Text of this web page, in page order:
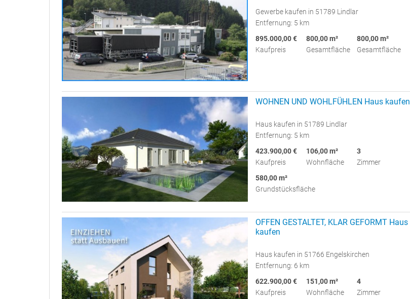
Gewerbe kaufen in 51789 Lindlar
Entfernung: 5 km
895.000,00 €
Kaufpreis
800,00 m²
Gesamtfläche
800,00 m²
Gesamtfläche
WOHNEN UND WOHLFÜHLEN Haus kaufen
Haus kaufen in 51789 Lindlar
Entfernung: 5 km
423.900,00 €
Kaufpreis
106,00 m²
Wohnfläche
3
Zimmer
580,00 m²
Grundstücksfläche
OFFEN GESTALTET, KLAR GEFORMT Haus
kaufen
Haus kaufen in 51766 Engelskirchen
Entfernung: 6 km
622.900,00 €
Kaufpreis
151,00 m²
Wohnfläche
4
Zimmer